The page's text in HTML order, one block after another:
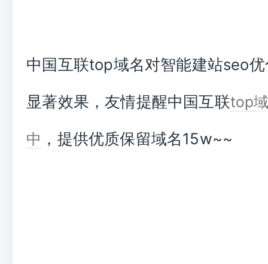
中国互联top域名对智能建站seo
显著效果，友情提醒中国互联top
中 ，提供优质保留域名15w~~